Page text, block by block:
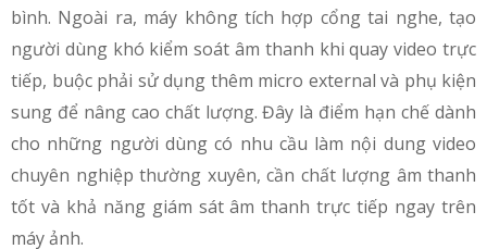
bình. Ngoài ra, máy không tích hợp cổng tai nghe, tạo
người dùng khó kiểm soát âm thanh khi quay video trực
tiếp, buộc phải sử dụng thêm micro external và phụ kiện
sung để nâng cao chất lượng. Đây là điểm hạn chế dành
cho những người dùng có nhu cầu làm nội dung video
chuyên nghiệp thường xuyên, cần chất lượng âm thanh
tốt và khả năng giám sát âm thanh trực tiếp ngay trên
máy ảnh.